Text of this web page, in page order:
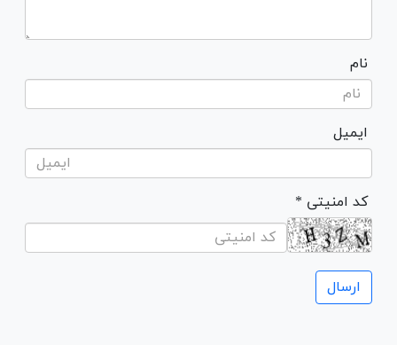
نام
ایمیل
* کد امنیتی